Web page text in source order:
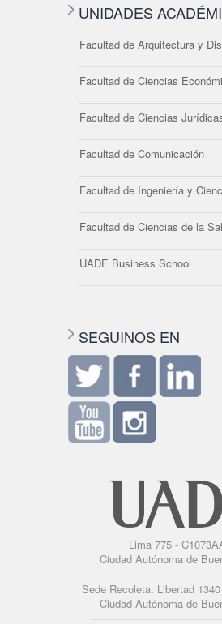
UNIDADES
Facultad de Arquitectura y
Facultad de Ciencias
Facultad de Ciencias
Facultad de Comunicación
Facultad de Ingeniería y
Facultad de Ciencias de la
UADE Business School
SEGUINOS EN
Lima 775 -
Ciudad Autónoma de
Sede Recoleta: Libertad
Ciudad Autónoma de